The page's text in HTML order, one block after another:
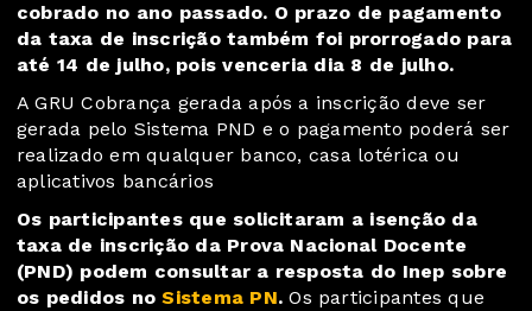
cobrado no ano passado. O prazo de pagamento
da taxa de inscrição também foi prorrogado para
até 14 de julho, pois venceria dia 8 de julho.
A GRU Cobrança gerada após a inscrição deve ser
gerada pelo Sistema PND e o pagamento poderá ser
realizado em qualquer banco, casa lotérica ou
aplicativos bancários
Os participantes que solicitaram a isenção da
taxa de inscrição da Prova Nacional Docente
(PND) podem consultar a resposta do Inep sobre
os pedidos noSistema PN.Os participantes que